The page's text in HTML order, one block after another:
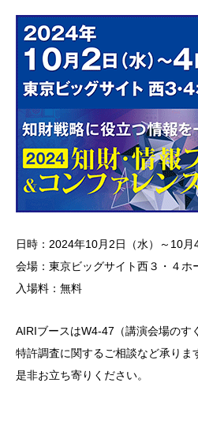
日時：2024年10月2日（水）～10
会場：東京ビッグサイト西３・４ホ
入場料：無料
AIRIブースはW4-47（講演会場のす
特許調査に関するご相談など承りま
是非お立ち寄りください。